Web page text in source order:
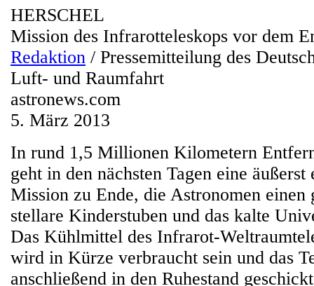
HERSCHEL
Mission des Infrarotteleskops vor dem
Redaktion / Pressemitteilung des
Luft- und Raumfahrt
astronews.com
5. März 2013
In rund 1,5 Millionen Kilometern
geht in den nächsten Tagen eine
Mission zu Ende, die Astronomen
stellare Kinderstuben und das kalte
Das Kühlmittel des Infrarot-
wird in Kürze verbraucht sein und das
anschließend in den Ruhestand